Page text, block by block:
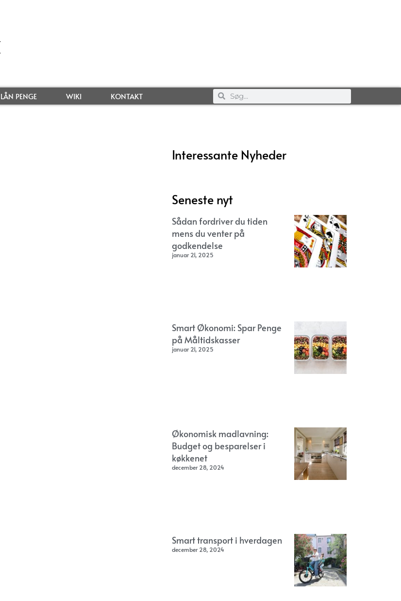
LÅN PENGE WIKI KONTAKT
Interessante Nyheder
Seneste nyt
Sådan fordriver du tiden
mens du venter på
godkendelse
januar 21, 2025
Smart Økonomi: Spar Penge
på Måltidskasser
januar 21, 2025
Økonomisk madlavning:
Budget og besparelser i
køkkenet
december 28, 2024
Smart transport i hverdagen
december 28, 2024